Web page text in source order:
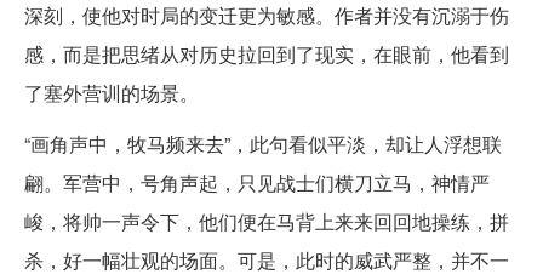
深刻，使他对时局的变迁更为敏感。作者并没有沉溺于伤
感，而是把思绪从对历史拉回到了现实，在眼前，他看到
了塞外营训的场景。
“画角声中，牧马频来去”，此句看似平淡，却让人浮想联
翩。军营中，号角声起，只见战士们横刀立马，神情严
峻，将帅一声令下，他们便在马背上来来回回地操练，拼
杀，好一幅壮观的场面。可是，此时的威武严整，并不一